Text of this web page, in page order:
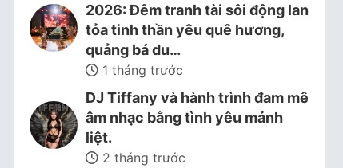
2026: Đêm tranh tài sôi động lan
tỏa tinh thần yêu quê hương,
quảng bá du…
1 tháng trước
DJ Tiffany và hành trình đam mê
âm nhạc bằng tình yêu mảnh
liệt.
2 tháng trước